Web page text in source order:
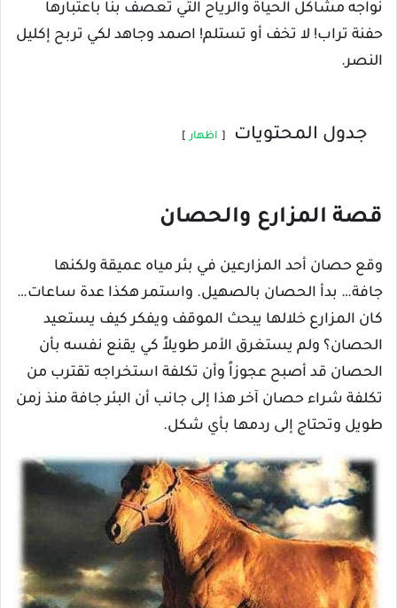
نواجه مشاكل الحياة والرياح التي تعصف بنا باعتبارها
حفنة تراب! لا تخف أو تستلم! اصمد وجاهد لكي تربح إكليل
النصر.
جدول المحتويات اظهار
قصة المزارع والحصان
وقع حصان أحد المزارعين في بئر مياه عميقة ولكنها
جافة… بدأ الحصان بالصهيل. واستمر هكذا عدة ساعات…
كان المزارع خلالها يبحث الموقف ويفكر كيف يستعيد
الحصان؟ ولم يستغرق الأمر طويلاً كي يقنع نفسه بأن
الحصان قد أصبح عجوزاً وأن تكلفة استخراجه تقترب من
تكلفة شراء حصان آخر هذا إلى جانب أن البئر جافة منذ زمن
طويل وتحتاج إلى ردمها بأي شكل.